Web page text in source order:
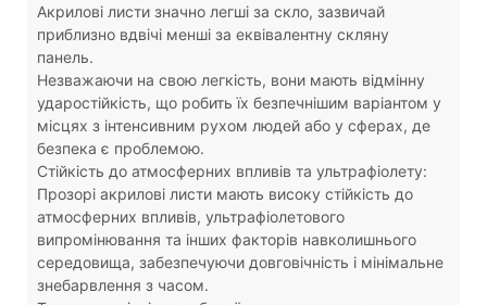
Акрилові листи значно легші за скло, зазвичай
приблизно вдвічі менші за еквівалентну скляну
панель.
Незважаючи на свою легкість, вони мають відмінну
ударостійкість, що робить їх безпечнішим варіантом у
місцях з інтенсивним рухом людей або у сферах, де
безпека є проблемою.
Стійкість до атмосферних впливів та ультрафіолету:
Прозорі акрилові листи мають високу стійкість до
атмосферних впливів, ультрафіолетового
випромінювання та інших факторів навколишнього
середовища, забезпечуючи довговічність і мінімальне
знебарвлення з часом.